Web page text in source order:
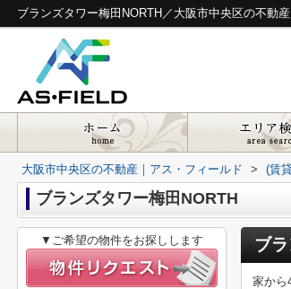
ブランズタワー梅田NORTH／大阪市中央区の不動
大阪市中央区の不動産｜アス・フィールド > (賃
ブランズタワー梅田NORTH
ブ
家から
▼ご希望の物件をお探しします